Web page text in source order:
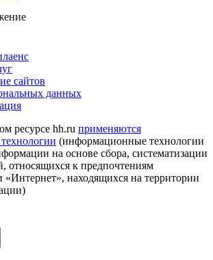
сайтов
данных
ресурсе hh.ru применяются
(информационные технологии
на основе сбора, систематизации
относящихся к предпочтениям
«Интернет», находящихся на территории